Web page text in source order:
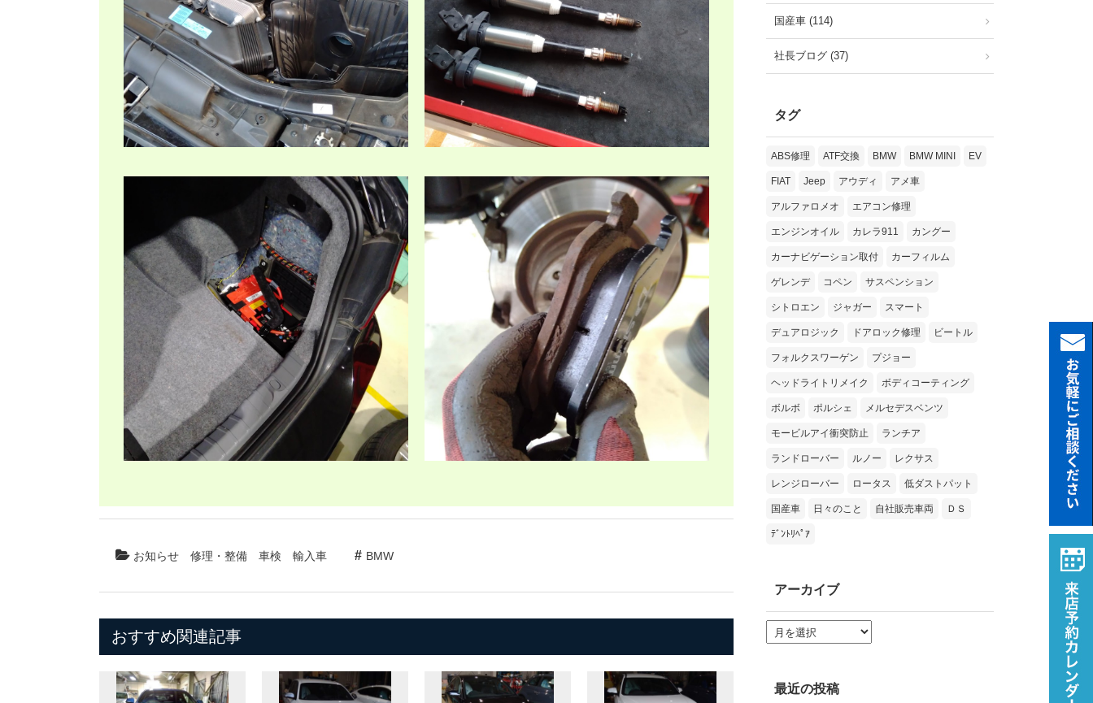
お知らせ 修理・整備 車検 輸入車 BMW
おすすめ関連記事
国産車 (114)
社長ブログ (37)
タグ
ABS修理 ATF交換 BMW BMW MINI EV
FIAT Jeep アウディ アメ車
アルファロメオ エアコン修理
エンジンオイル カレラ911 カングー
カーナビゲーション取付 カーフィルム
ゲレンデ コペン サスペンション
シトロエン ジャガー スマート
デュアロジック ドアロック修理 ビートル
フォルクスワーゲン プジョー
ヘッドライトリメイク ボディコーティング
ボルボ ポルシェ メルセデスベンツ
モービルアイ衝突防止 ランチア
ランドローバー ルノー レクサス
レンジローバー ロータス 低ダストパット
国産車 日々のこと 自社販売車両 ＤＳ
ﾃﾞﾝﾄﾘﾍﾟｱ
アーカイブ
ア
ー
ブ
最近の投稿